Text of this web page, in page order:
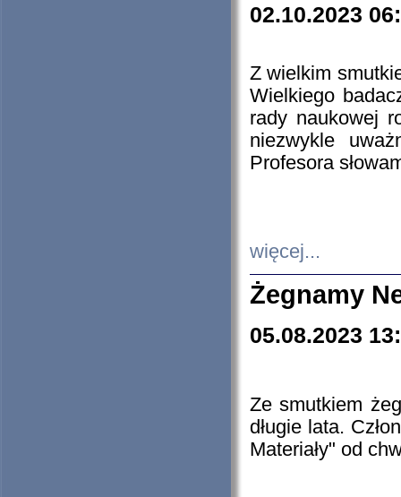
02.10.2023
Z wielkim
Wielkiego
rady naukowej
niezwykle
Profesora
więcej...
Żegnamy
05.08.2023
Ze smutkiem
długie lata.
Materiały" od